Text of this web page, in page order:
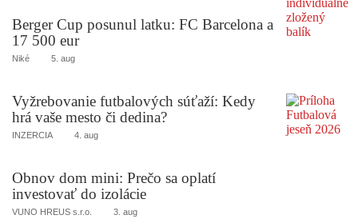
Berger Cup posunul latku: FC Barcelona a
17 500 eur
Niké 5. aug
Vyžrebovanie futbalových súťaží: Kedy
hrá vaše mesto či dedina?
INZERCIA 4. aug
Obnov dom mini: Prečo sa oplatí
investovať do izolácie
VUNO HREUS s.r.o. 3. aug